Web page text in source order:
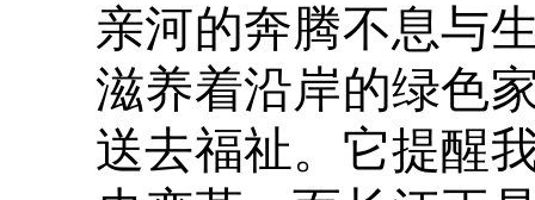
亲河的奔腾不息与
滋养着沿岸的绿色
送去福祉。它提醒